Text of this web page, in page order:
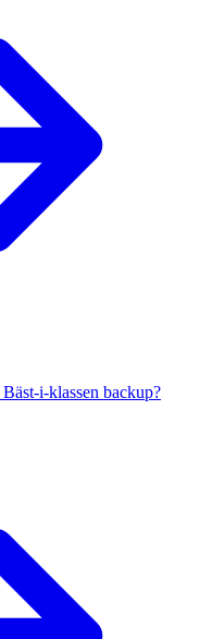
Bäst-i-klassen backup?